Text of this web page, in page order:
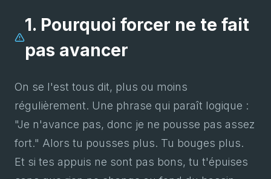
1. Pourquoi forcer ne te fait
pas avancer
On se l'est tous dit, plus ou moins
régulièrement. Une phrase qui paraît logique :
"Je n'avance pas, donc je ne pousse pas assez
fort." Alors tu pousses plus. Tu bouges plus.
Et si tes appuis ne sont pas bons, tu t'épuises